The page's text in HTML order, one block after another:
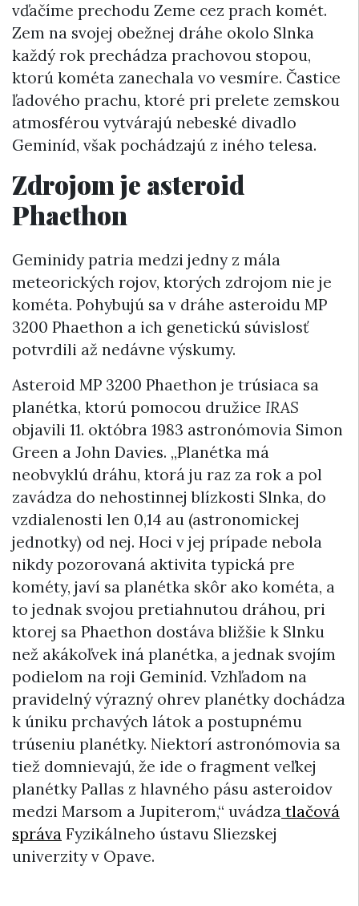
vďačíme prechodu Zeme cez prach komét.
Zem na svojej obežnej dráhe okolo Slnka
každý rok prechádza prachovou stopou,
ktorú kométa zanechala vo vesmíre. Častice
ľadového prachu, ktoré pri prelete zemskou
atmosférou vytvárajú nebeské divadlo
Geminíd, však pochádzajú z iného telesa.
Zdrojom je asteroid
Phaethon
Geminidy patria medzi jedny z mála
meteorických rojov, ktorých zdrojom nie je
kométa. Pohybujú sa v dráhe asteroidu MP
3200 Phaethon a ich genetickú súvislosť
potvrdili až nedávne výskumy.
Asteroid MP 3200 Phaethon je trúsiaca sa
planétka, ktorú pomocou družice IRAS
objavili 11. októbra 1983 astronómovia Simon
Green a John Davies. „Planétka má
neobvyklú dráhu, ktorá ju raz za rok a pol
zavádza do nehostinnej blízkosti Slnka, do
vzdialenosti len 0,14 au (astronomickej
jednotky) od nej. Hoci v jej prípade nebola
nikdy pozorovaná aktivita typická pre
kométy, javí sa planétka skôr ako kométa, a
to jednak svojou pretiahnutou dráhou, pri
ktorej sa Phaethon dostáva bližšie k Slnku
než akákoľvek iná planétka, a jednak svojím
podielom na roji Geminíd. Vzhľadom na
pravidelný výrazný ohrev planétky dochádza
k úniku prchavých látok a postupnému
trúseniu planétky. Niektorí astronómovia sa
tiež domnievajú, že ide o fragment veľkej
planétky Pallas z hlavného pásu asteroidov
medzi Marsom a Jupiterom,“ uvádza tlačová
správa Fyzikálneho ústavu Sliezskej
univerzity v Opave.